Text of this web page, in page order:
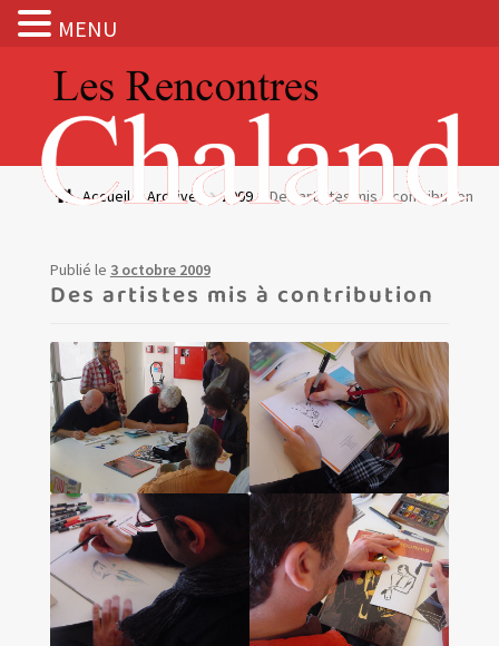
navigation
contenu
Actualités
BOUTIQUE
Les Rencontres Chaland
Prix de lecture
Hors les murs
Les amis d’Yves Chaland
LUDIBD
Accueil Archives 2009 Des artistes mis à contribution
Publié le 3 octobre 2009
Des artistes mis à contribution
MENU